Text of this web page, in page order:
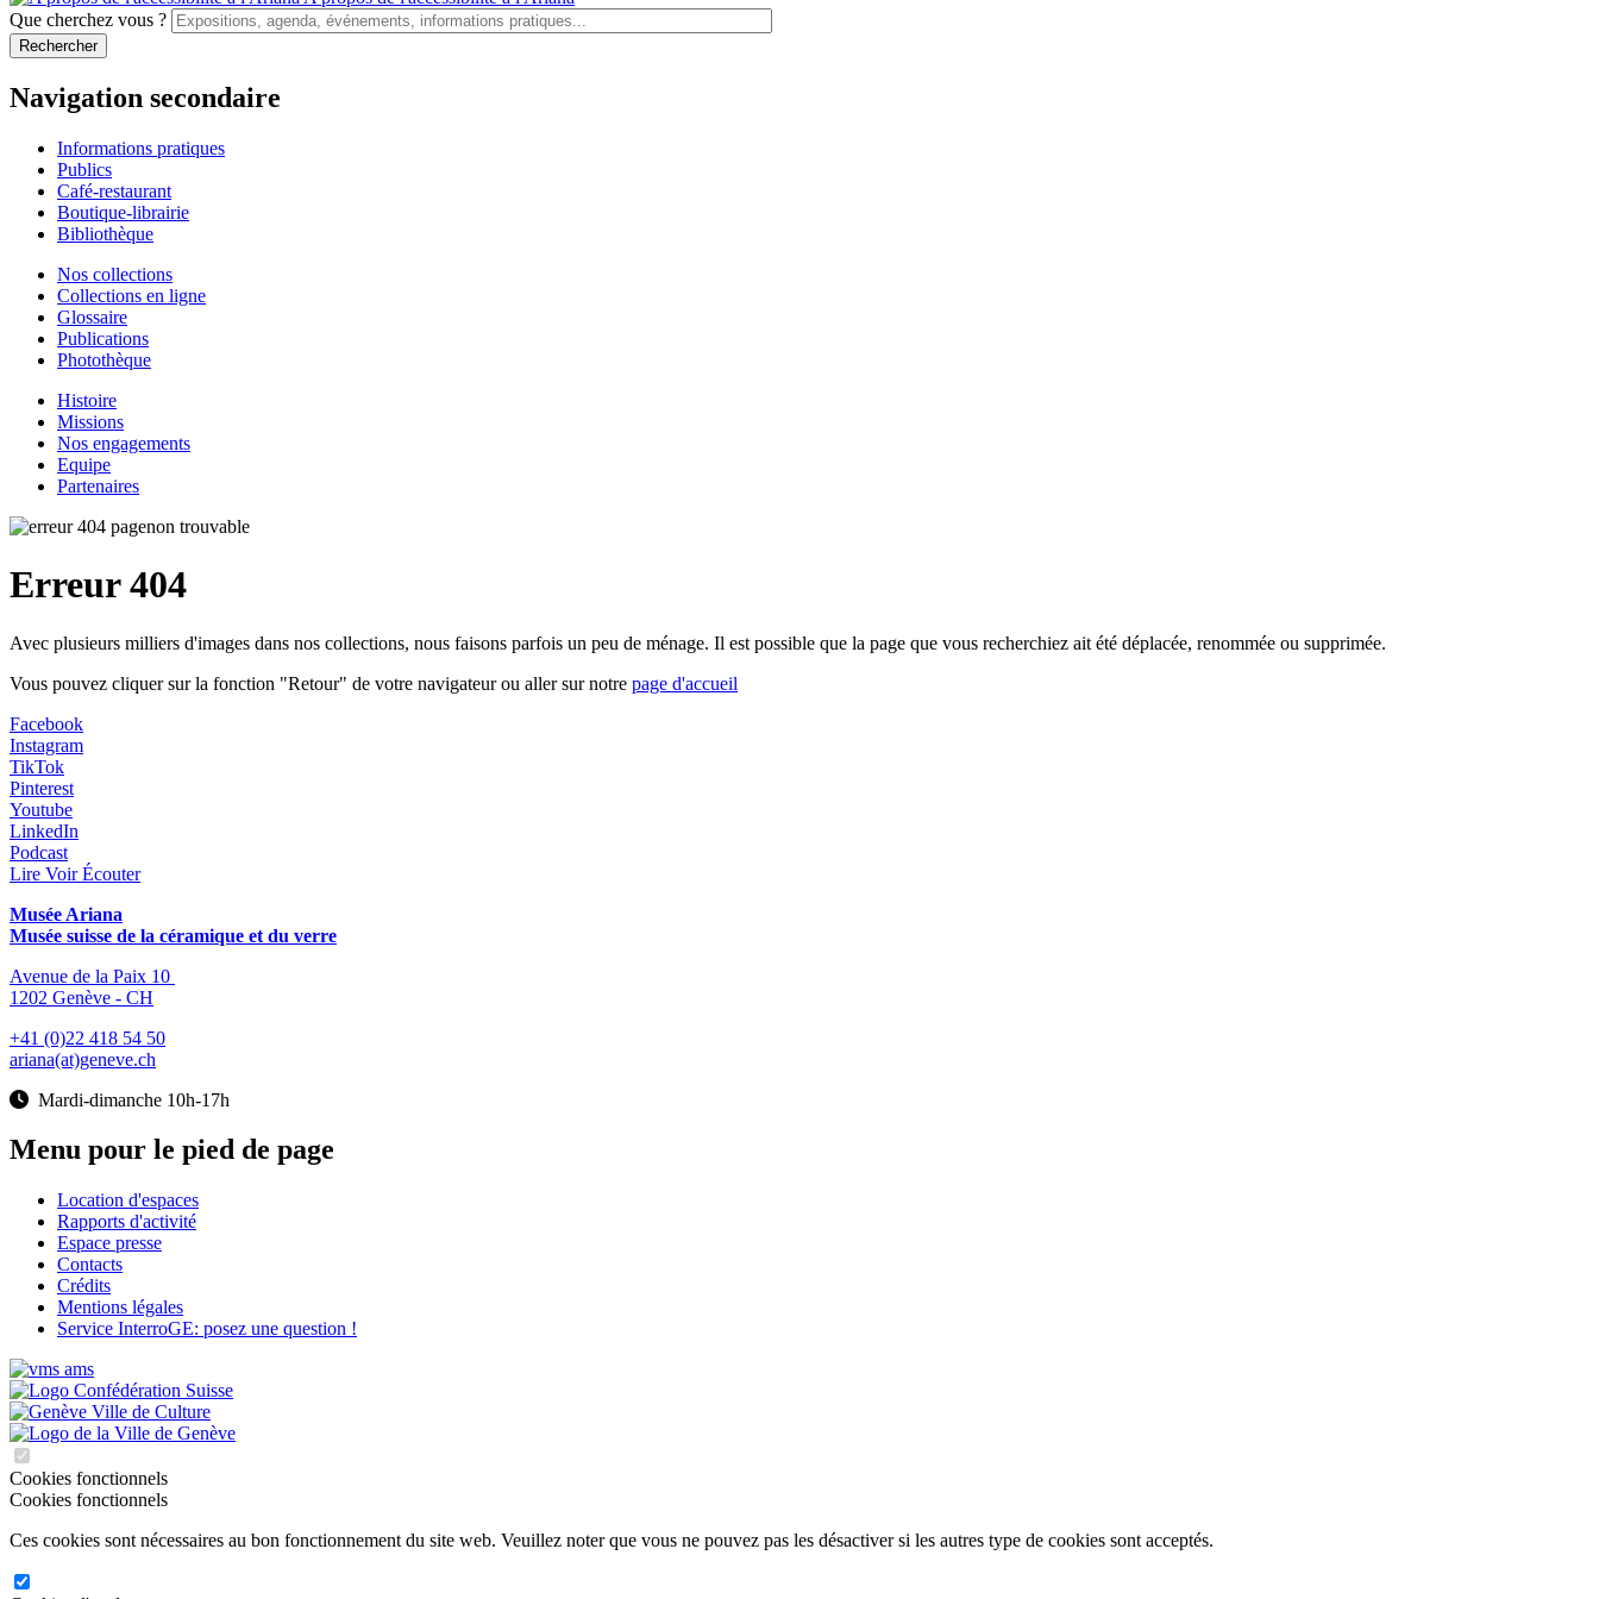
Que cherchez vous ?
Navigation secondaire
Informations pratiques
Publics
Café-restaurant
Boutique-librairie
Bibliothèque
Nos collections
Collections en ligne
Glossaire
Publications
Photothèque
Histoire
Missions
Nos engagements
Equipe
Partenaires
Erreur 404
Avec plusieurs milliers d'images dans nos collections, nous faisons parfois un peu de ménage. Il est possible que la page que vous recherchiez ait été déplacée, renommée ou supprimée.
Vous pouvez cliquer sur la fonction "Retour" de votre navigateur ou aller sur notre page d'accueil
Facebook
Instagram
TikTok
Pinterest
Youtube
LinkedIn
Podcast
Lire Voir Écouter
Musée Ariana
Musée suisse de la céramique et du verre
Avenue de la Paix 10
1202 Genève - CH
+41 (0)22 418 54 50
ariana(at)geneve.ch
Mardi-dimanche 10h-17h
Menu pour le pied de page
Location d'espaces
Rapports d'activité
Espace presse
Contacts
Crédits
Mentions légales
Service InterroGE: posez une question !
Cookies fonctionnels
Cookies fonctionnels
Ces cookies sont nécessaires au bon fonctionnement du site web. Veuillez noter que vous ne pouvez pas les désactiver si les autres type de cookies sont acceptés.